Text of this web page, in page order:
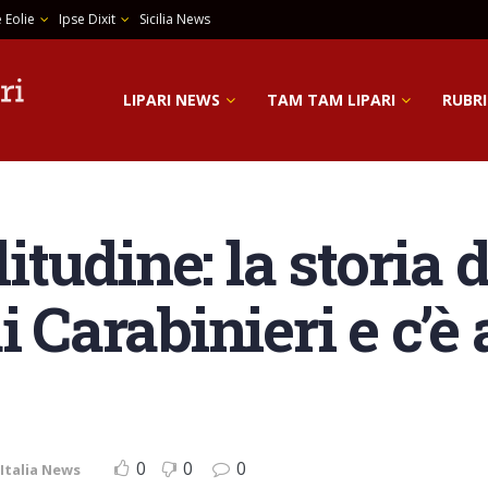
Eolie Ipse Dixit Sicilia News
LIPARI NEWS TAM TAM LIPARI
la storia
Carabinieri e c’è
Italia News 0 0 0